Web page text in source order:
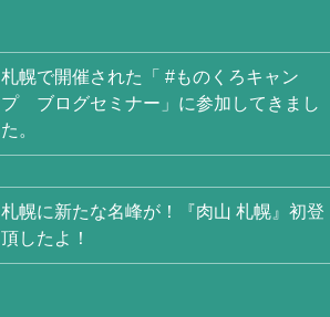
札幌で開催された「 #ものくろキャン
プ ブログセミナー」に参加してきまし
た。
札幌に新たな名峰が！『肉山 札幌』初登
頂したよ！